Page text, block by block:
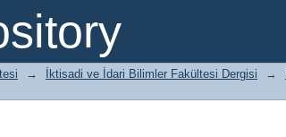
→ İktisadi ve İdari Bilimler Fakültesi Dergisi →